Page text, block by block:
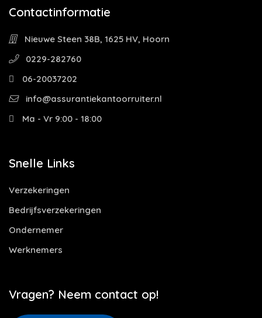
Contactinformatie
Nieuwe Steen 38B, 1625 HV, Hoorn
0229-282760
06-20037202
info@assurantiekantoorruiter.nl
Ma - Vr 9:00 - 18:00
Snelle Links
Verzekeringen
Bedrijfsverzekeringen
Ondernemer
Werknemers
Vragen? Neem contact op!